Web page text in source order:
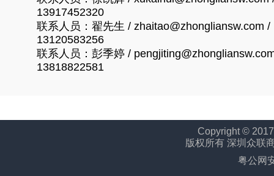
13917452320
联系人员：翟先生 / zhaitao@zhongliansw.com /
13120583256
联系人员：彭季婷 /
13818822581
Copyright ©
版权所有 深圳众联
粤公网